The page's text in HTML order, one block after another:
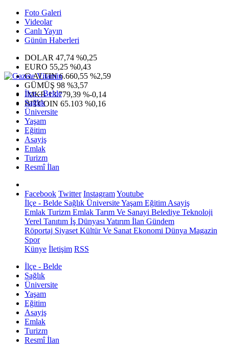
Foto Galeri
Videolar
Canlı Yayın
Günün Haberleri
DOLAR 47,74 %0,25
EURO 55,25 %0,43
G.ALTIN6.660,55 %2,59
GÜMÜŞ 98 %3,57
IMKB13.779,39 %-0,14
BITCOIN 65.103 %0,16
İlçe - Belde
Sağlık
Üniversite
Yaşam
Eğitim
Asayiş
Emlak
Turizm
Resmî İlan
Facebook Twitter InstagramYoutube
İlçe - Belde Sağlık ÜniversiteYaşam Eğitim Asayiş
Emlak Turizm Emlak Tarım Ve Sanayi Belediye Teknoloji
Yerel Tanıtım İş Dünyası Yatırım İlan Gündem
Röportaj Siyaset Kültür Ve Sanat Ekonomi Dünya Magazin
Spor
Künye İletişim RSS
İlçe - Belde
Sağlık
Üniversite
Yaşam
Eğitim
Asayiş
Emlak
Turizm
Resmî İlan